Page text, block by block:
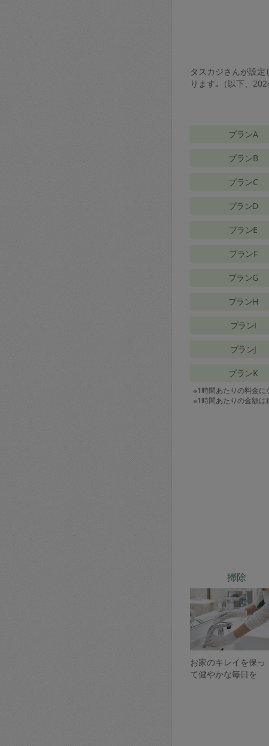
タスカジさんが設
ります｡（以下、
プランA
プランB
プランC
プランD
プランE
プランF
プランG
プランH
プランI
プランJ
プランK
※1時間あたりの料金に
※1時間あたりの金額は
掃除
お家のキレイを保っ
て健やかな毎日を